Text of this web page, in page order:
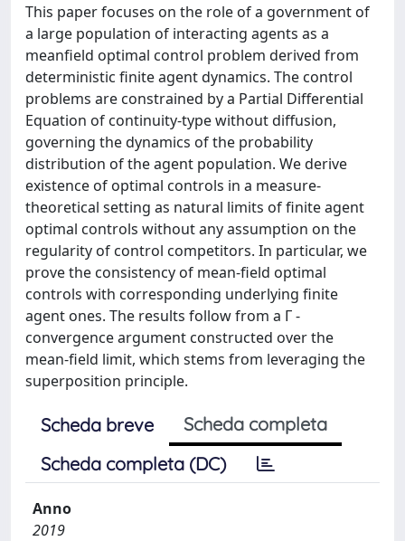
This paper focuses on the role of a government of
a large population of interacting agents as a
meanfield optimal control problem derived from
deterministic finite agent dynamics. The control
problems are constrained by a Partial Differential
Equation of continuity-type without diffusion,
governing the dynamics of the probability
distribution of the agent population. We derive
existence of optimal controls in a measure-
theoretical setting as natural limits of finite agent
optimal controls without any assumption on the
regularity of control competitors. In particular, we
prove the consistency of mean-field optimal
controls with corresponding underlying finite
agent ones. The results follow from a Γ -
convergence argument constructed over the
mean-field limit, which stems from leveraging the
superposition principle.
Scheda breve
Scheda completa
Scheda completa (DC)
Anno
2019